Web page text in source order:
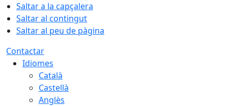
Saltar a la capçalera
Saltar al contingut
Saltar al peu de pàgina
Contactar
Idiomes
Català
Castellà
Anglès